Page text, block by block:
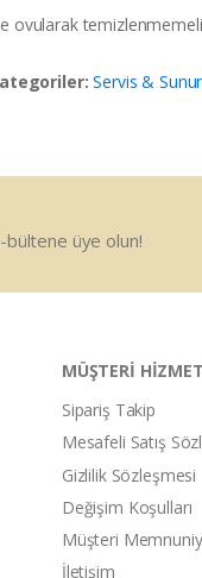
ovularak
Servis &
bültene üye olun!
MÜŞTERİ
Sipariş Takip
Mesafeli Satış
Gizlilik Sözleşmesi
Değişim Koşulları
Müşteri
İletişim